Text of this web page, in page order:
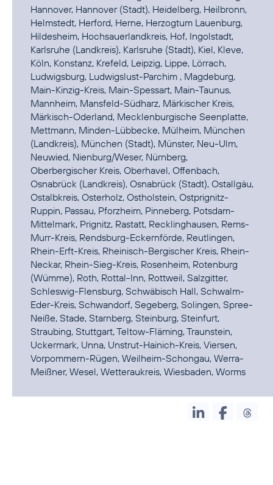
Hannover, Hannover (Stadt), Heidelberg, Heilbronn,
Helmstedt, Herford, Herne, Herzogtum Lauenburg,
Hildesheim, Hochsauerlandkreis, Hof, Ingolstadt,
Karlsruhe (Landkreis), Karlsruhe (Stadt), Kiel, Kleve,
Köln, Konstanz, Krefeld, Leipzig, Lippe, Lörrach,
Ludwigsburg, Ludwigslust-Parchim , Magdeburg,
Main-Kinzig-Kreis, Main-Spessart, Main-Taunus,
Mannheim, Mansfeld-Südharz, Märkischer Kreis,
Märkisch-Oderland, Mecklenburgische Seenplatte,
Mettmann, Minden-Lübbecke, Mülheim, München
(Landkreis), München (Stadt), Münster, Neu-Ulm,
Neuwied, Nienburg/Weser, Nürnberg,
Oberbergischer Kreis, Oberhavel, Offenbach,
Osnabrück (Landkreis), Osnabrück (Stadt), Ostallgäu,
Ostalbkreis, Osterholz, Ostholstein, Ostprignitz-
Ruppin, Passau, Pforzheim, Pinneberg, Potsdam-
Mittelmark, Prignitz, Rastatt, Recklinghausen, Rems-
Murr-Kreis, Rendsburg-Eckernförde, Reutlingen,
Rhein-Erft-Kreis, Rheinisch-Bergischer Kreis, Rhein-
Neckar, Rhein-Sieg-Kreis, Rosenheim, Rotenburg
(Wümme), Roth, Rottal-Inn, Rottweil, Salzgitter,
Schleswig-Flensburg, Schwäbisch Hall, Schwalm-
Eder-Kreis, Schwandorf, Segeberg, Solingen, Spree-
Neiße, Stade, Starnberg, Steinburg, Steinfurt,
Straubing, Stuttgart, Teltow-Fläming, Traunstein,
Uckermark, Unna, Unstrut-Hainich-Kreis, Viersen,
Vorpommern-Rügen, Weilheim-Schongau, Werra-
Meißner, Wesel, Wetteraukreis, Wiesbaden, Worms